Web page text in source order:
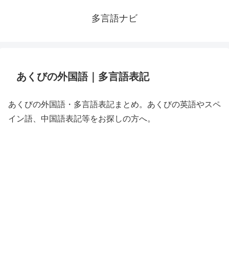
多言語ナビ
あくびの外国語｜多言語表記
あくびの外国語・多言語表記まとめ。あくびの英語やスペ
イン語、中国語表記等をお探しの方へ。